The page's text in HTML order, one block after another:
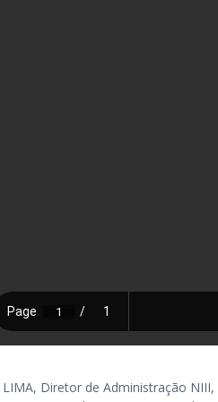
LIMA, Diretor de Administração